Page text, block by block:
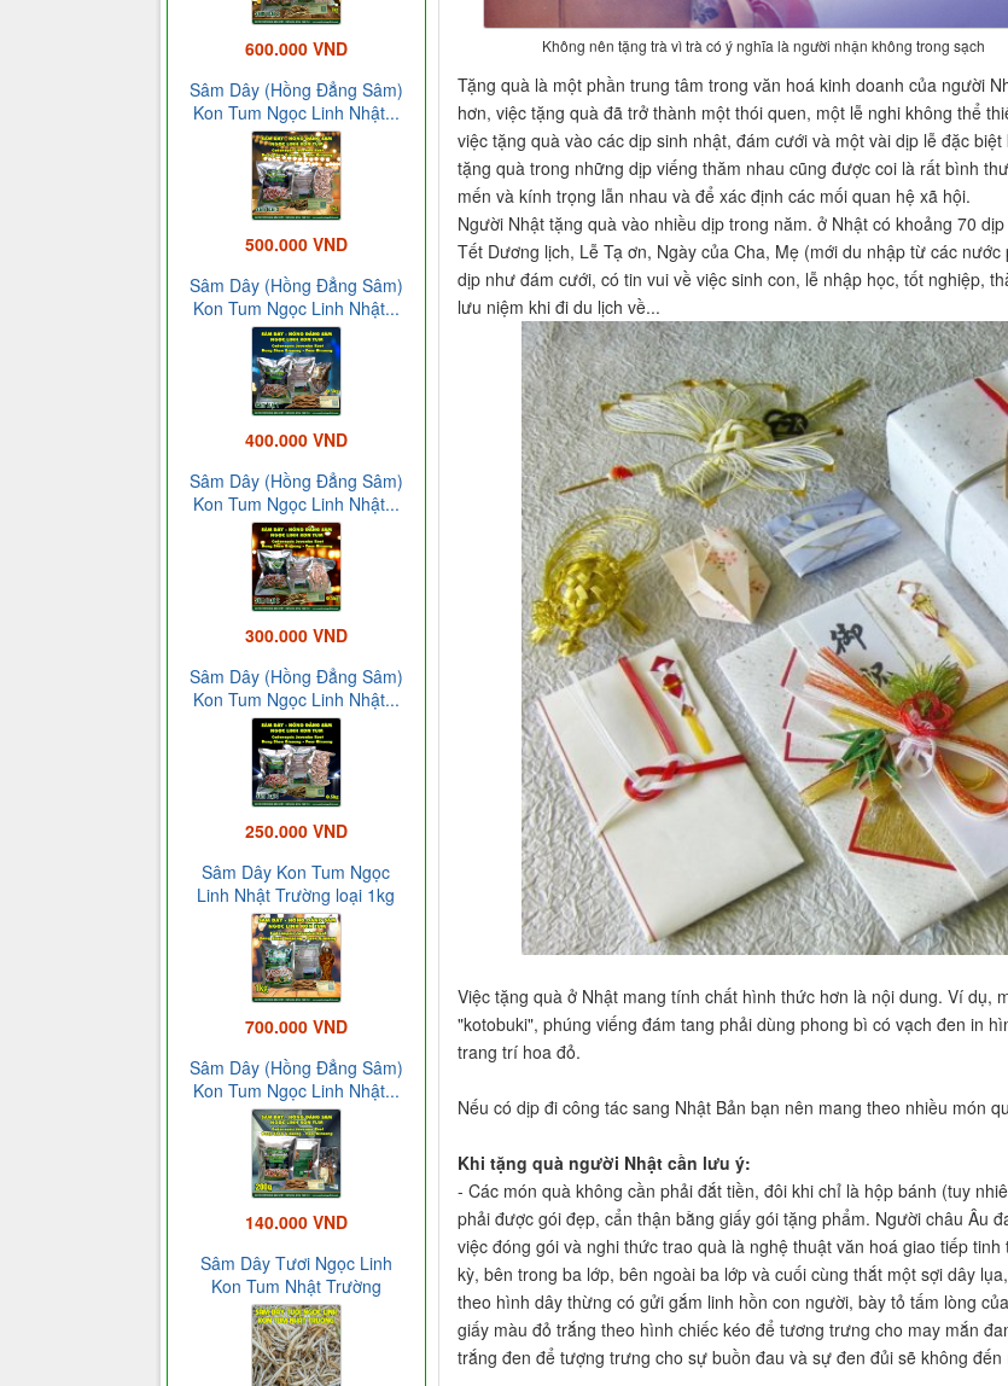
Không nên tặng trà vì trà có ý nghĩa là người nhận không trong sạch
Tặng quà là một phần trung tâm trong văn hoá kinh doanh của người
hơn, việc tặng quà đã trở thành một thói quen, một lễ nghi không thể
việc tặng quà vào các dịp sinh nhật, đám cưới và một vài dịp lễ đặc
tặng quà trong những dịp viếng thăm nhau cũng được coi là rất bình
mến và kính trọng lẫn nhau và để xác định các mối quan hệ xã hội.
Người Nhật tặng quà vào nhiều dịp trong năm. ở Nhật có khoảng 70
Tết Dương lịch, Lễ Tạ ơn, Ngày của Cha, Mẹ (mới du nhập từ các
dịp như đám cưới, có tin vui về việc sinh con, lễ nhập học, tốt nghiệp,
lưu niệm khi đi du lịch về...
Việc tặng quà ở Nhật mang tính chất hình thức hơn là nội dung. Ví dụ,
"kotobuki", phúng viếng đám tang phải dùng phong bì có vạch đen in
trang trí hoa đỏ.
Nếu có dịp đi công tác sang Nhật Bản bạn nên mang theo nhiều món
Khi tặng quà người Nhật cần lưu ý:
- Các món quà không cần phải đắt tiền, đôi khi chỉ là hộp bánh (tuy
phải được gói đẹp, cẩn thận bằng giấy gói tặng phẩm. Người châu Âu
việc đóng gói và nghi thức trao quà là nghệ thuật văn hoá giao tiếp
kỳ, bên trong ba lớp, bên ngoài ba lớp và cuối cùng thắt một sợi dây
theo hình dây thừng có gửi gắm linh hồn con người, bày tỏ tấm lòng
giấy màu đỏ trắng theo hình chiếc kéo để tương trưng cho may mắn
trắng đen để tượng trưng cho sự buồn đau và sự đen đủi sẽ không đến
600.000 VND
Sâm Dây (Hồng Đẳng Sâm)
Kon Tum Ngọc Linh Nhật...
500.000 VND
Sâm Dây (Hồng Đẳng Sâm)
Kon Tum Ngọc Linh Nhật...
400.000 VND
Sâm Dây (Hồng Đẳng Sâm)
Kon Tum Ngọc Linh Nhật...
300.000 VND
Sâm Dây (Hồng Đẳng Sâm)
Kon Tum Ngọc Linh Nhật...
250.000 VND
Sâm Dây Kon Tum Ngọc
Linh Nhật Trường loại 1kg
700.000 VND
Sâm Dây (Hồng Đẳng Sâm)
Kon Tum Ngọc Linh Nhật...
140.000 VND
Sâm Dây Tươi Ngọc Linh
Kon Tum Nhật Trường